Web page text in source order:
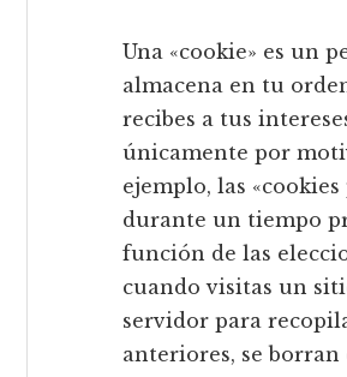
Una «cookie» es un
almacena en tu
recibes a tus
únicamente por
ejemplo, las
durante un tiempo
función de las
cuando visitas un
servidor para
anteriores, se borran